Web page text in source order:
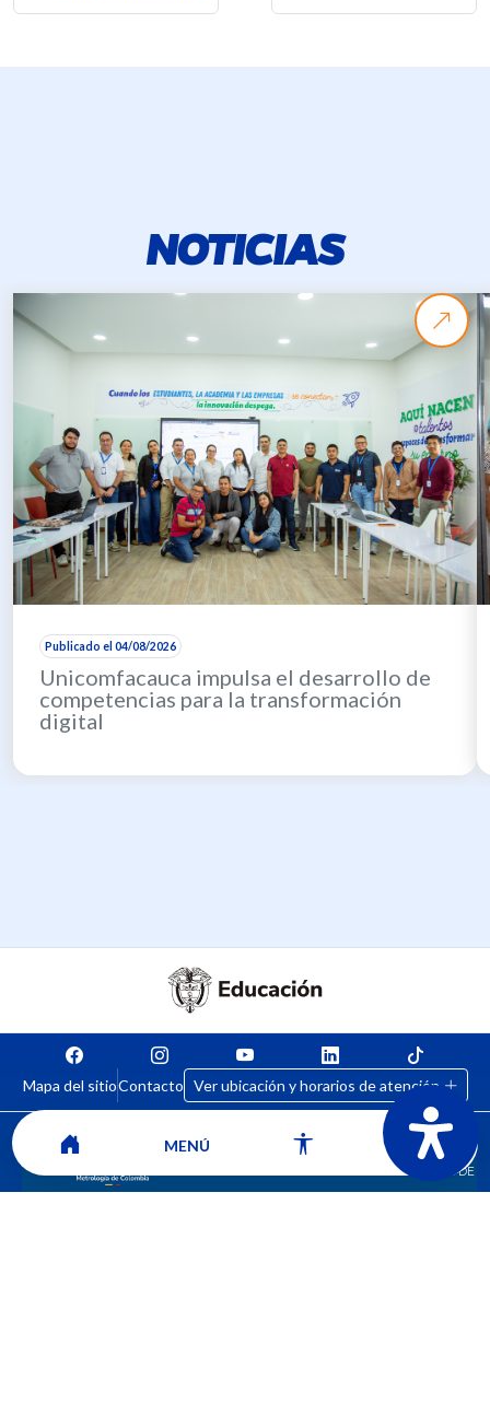
NOTICIAS
Publicado el 04/08/2026
Unicomfacauca impulsa el desarrollo de
competencias para la transformación
digital
Mapa del sitioContacto Ver ubicación y horarios de atención
MENÚ